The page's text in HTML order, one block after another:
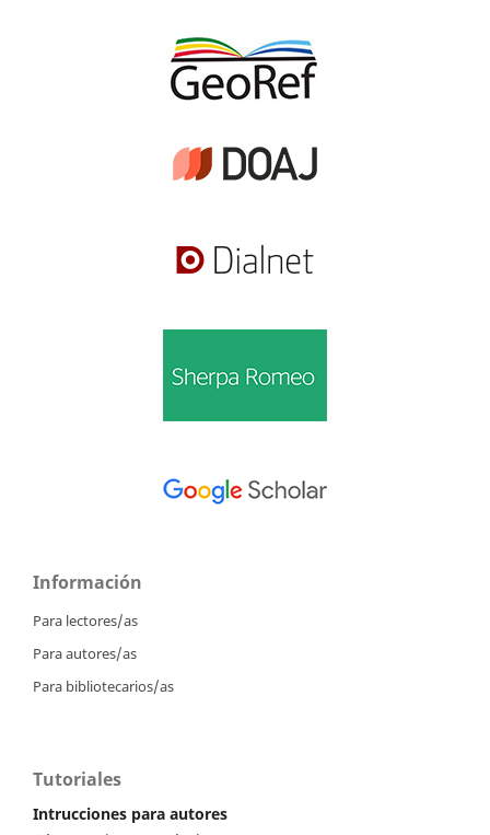
Información
Para lectores/as
Para autores/as
Para bibliotecarios/as
Tutoriales
Intrucciones para autores